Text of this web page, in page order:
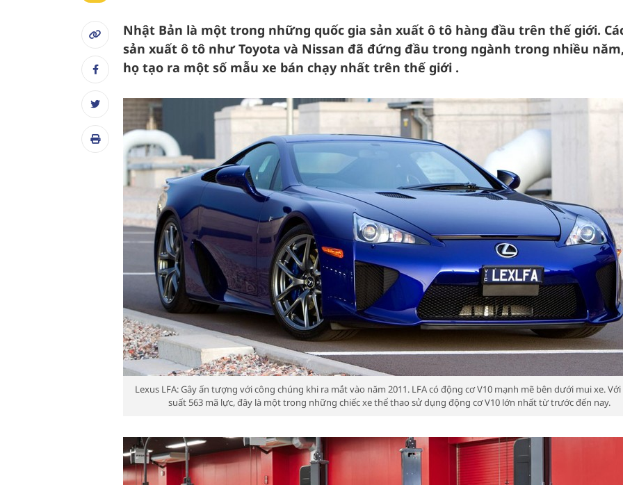
Nhật Bản là một trong những quốc gia sản xuất ô tô hàng đầu trên thế giới.
sản xuất ô tô như Toyota và Nissan đã đứng đầu trong ngành trong nhiều
họ tạo ra một số mẫu xe bán chạy nhất trên thế giới .
Lexus LFA: Gây ấn tượng với công chúng khi ra mắt vào năm 2011. LFA có động cơ V10 mạnh mẽ bên dưới mui xe.
suất 563 mã lực, đây là một trong những chiếc xe thể thao sử dụng động cơ V10 lớn nhất từ ​​trước đến nay.